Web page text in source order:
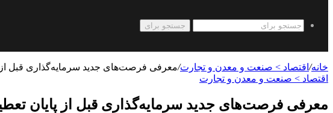
جستجو برای
خانه/ اقتصاد > صنعت و معدن و تجارت/معرفی فرصت‌های جدید سرمایه‌گذاری قبل از
اقتصاد > صنعت و معدن و تجارت
معرفی فرصت‌های جدید سرمایه‌گذاری قبل از پایان